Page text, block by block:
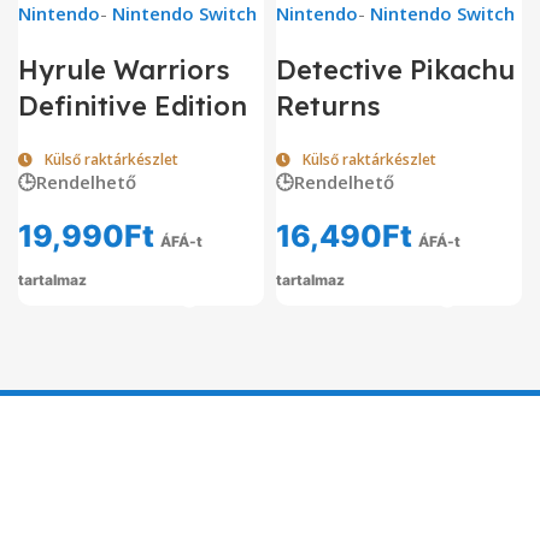
Nintendo- Nintendo Switch
Hyrule Warriors
Definitive Edition
Külső raktárkészlet
🕒Rendelhető
19,990Ft ÁFÁ-t
tartalmaz
Nintendo- Nintendo Switch
Detective Pikachu
Returns
Külső raktárkészlet
🕒Rendelhető
16,490Ft ÁFÁ-t
tartalmaz